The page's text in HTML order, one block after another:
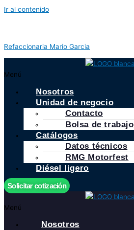
Ir al contenido
Refaccionaria Mario Garcia
Menú
Nosotros
Unidad de negocio
Contacto
Bolsa de trabajo
Catálogos
Datos técnicos
RMG Motorfest
Diésel ligero
Solicitar cotización
Menú
Nosotros